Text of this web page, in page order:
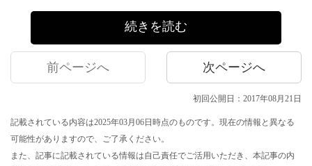
続きを読む
前ページへ 次ページへ
初回公開日：2017年08月21日
記載されている内容は2025年03月06日時点のものです。現在の情報と異なる
可能性がありますので、ご了承ください。
また、記事に記載されている情報は自己責任でご活用いただき、本記事の内